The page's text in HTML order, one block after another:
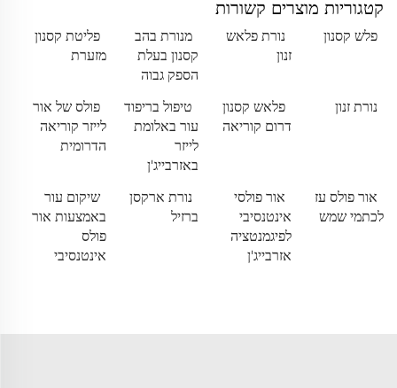
קטגוריות מוצרים קשורות
פלש קסנון
נורת פלאש
זנון
מנורת בהב
קסנון בעלת
הספק גבוה
פליטת קסנון
מזערת
נורת זנון
פלאש קסנון
דרום קוריאה
טיפול בריפוד
עור באלומת
לייזר
באזרבייג'ן
פולס של אור
לייזר קוריאה
הדרומית
אור פולס עז
לכתמי שמש
אור פולסי
אינטנסיבי
לפיגמנטציה
אזרבייג'ן
נורת ארקסן
ברזיל
שיקום עור
באמצעות אור
פולס
אינטנסיבי